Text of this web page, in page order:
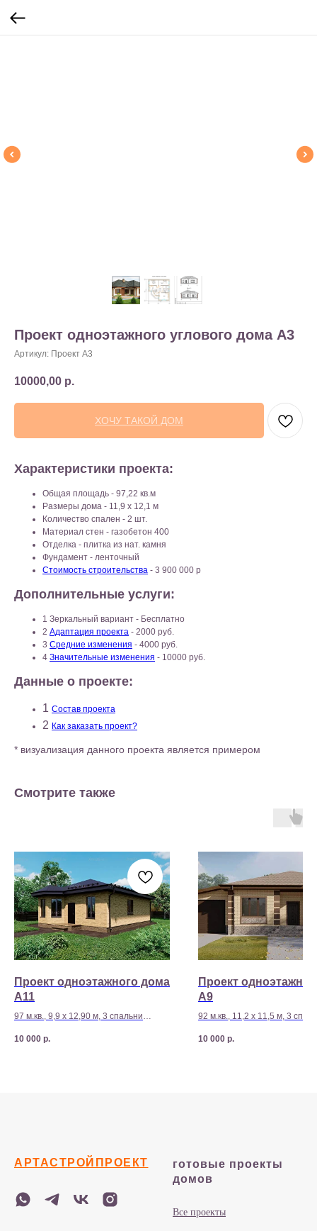
Проект одноэтажного углового дома A3
Артикул: Проект A3
10000,00 р.
ХОЧУ ТАКОЙ ДОМ
Характеристики проекта:
Общая площадь - 97,22 кв.м
Размеры дома - 11,9 x 12,1 м
Количество спален - 2 шт.
Материал стен - газобетон 400
Отделка - плитка из нат. камня
Фундамент - ленточный
Стоимость строительства - 3 900 000 р
Дополнительные услуги:
1 Зеркальный вариант - Бесплатно
2 Адаптация проекта - 2000 руб.
3 Средние изменения - 4000 руб.
4 Значительные изменения - 10000 руб.
Данные о проекте:
1 Состав проекта
2 Как заказать проект?
* визуализация данного проекта является примером
Смотрите также
Проект одноэтажного дома
A11
97 м.кв., 9,9 х 12,90 м, 3 спальни
р
10 000 р.
Проект
A9
92 м.кв., 11,2 х 11,5 м, 3
р
10 000 р.
АРТАСТРОЙПРОЕКТ
готовые проекты
домов
Все проекты